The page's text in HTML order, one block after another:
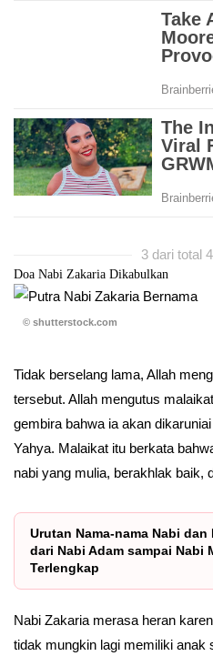
3 dari total
Doa Nabi Zakaria Dikabulkan
© shutterstock.com
Tidak berselang lama, Allah
tersebut. Allah mengutus
gembira bahwa ia akan
Yahya. Malaikat itu berkata
nabi yang mulia, berakhlak baik,
Urutan Nama-nama Nabi
dari Nabi Adam sampai Nabi
Terlengkap
Nabi Zakaria merasa heran
tidak mungkin lagi memiliki anak